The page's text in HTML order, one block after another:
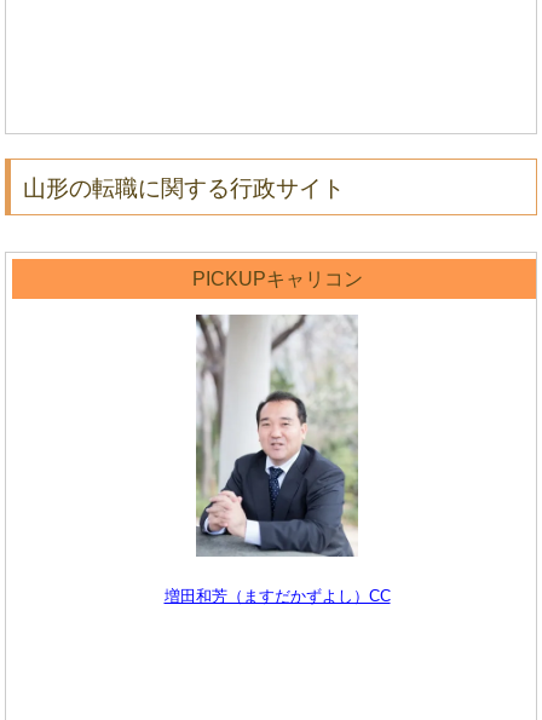
山形の転職に関する行政サイト
PICKUPキャリコン
増田和芳（ますだかずよし）CC